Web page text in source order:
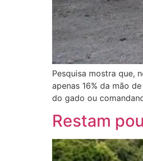
Pesquisa mostra que,
apenas 16% da mão
do gado ou
Restam